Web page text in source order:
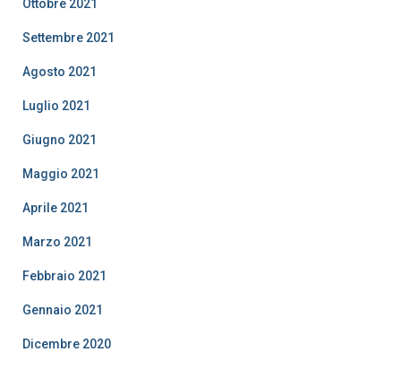
Ottobre 2021
Settembre 2021
Agosto 2021
Luglio 2021
Giugno 2021
Maggio 2021
Aprile 2021
Marzo 2021
Febbraio 2021
Gennaio 2021
Dicembre 2020